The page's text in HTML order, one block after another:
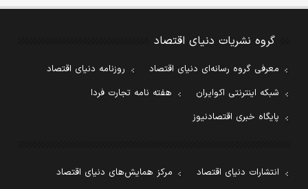
گروه نشریات دنیای اقتصاد
معرفی گروه رسانه‌ای دنیای اقتصاد
روزنامه دنیای اقتصاد
شبکه اینترنتی اکوایران
هفته نامه تجارت فردا
پایگاه خبری اقتصادنیوز
انتشارات دنیای اقتصاد
مرکز همایش‌های دنیای اقتصاد